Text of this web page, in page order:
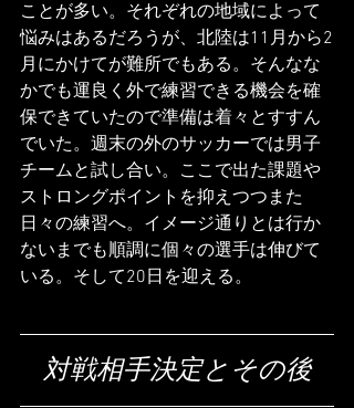
ことが多い。それぞれの地域によって
悩みはあるだろうが、北陸は11月から2
月にかけてが難所でもある。そんなな
かでも運良く外で練習できる機会を確
保できていたので準備は着々とすすん
でいた。週末の外のサッカーでは男子
チームと試し合い。ここで出た課題や
ストロングポイントを抑えつつまた
日々の練習へ。イメージ通りとは行か
ないまでも順調に個々の選手は伸びて
いる。そして20日を迎える。
対戦相手決定とその後